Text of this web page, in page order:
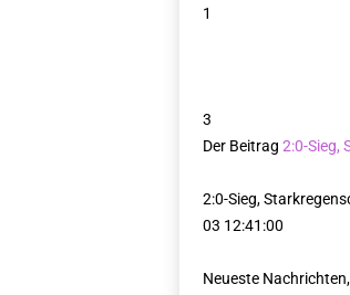
1
3
Der Beitrag 2:0-Sieg,
2:0-Sieg,
03 12:41:00
Neueste